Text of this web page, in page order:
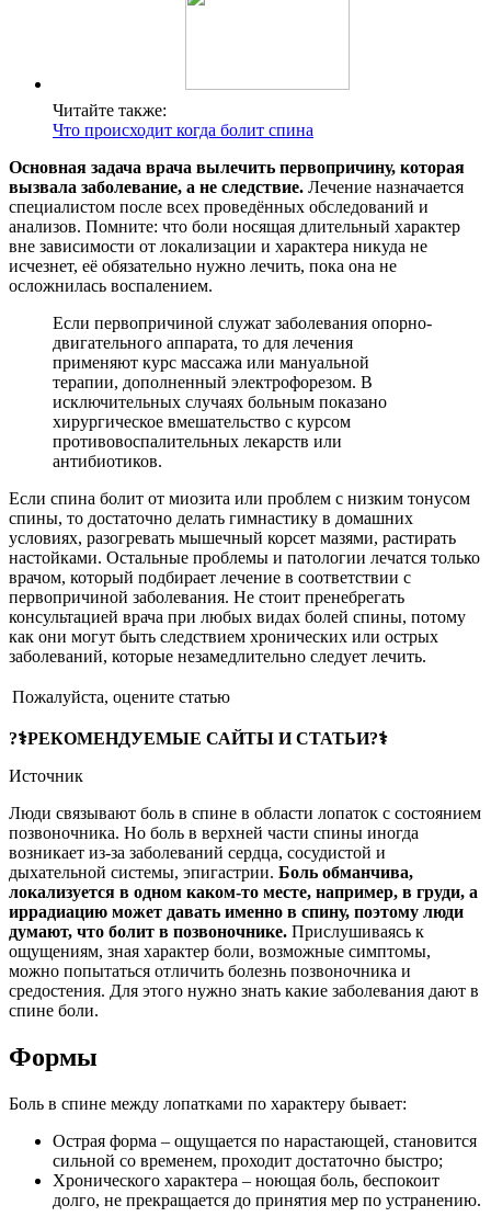
Читайте также:
Что происходит когда болит спина
Основная задача врача вылечить первопричину, которая
вызвала заболевание, а не следствие. Лечение назначается
специалистом после всех проведённых обследований и
анализов. Помните: что боли носящая длительный характер
вне зависимости от локализации и характера никуда не
исчезнет, её обязательно нужно лечить, пока она не
осложнилась воспалением.
Если первопричиной служат заболевания опорно-
двигательного аппарата, то для лечения
применяют курс массажа или мануальной
терапии, дополненный электрофорезом. В
исключительных случаях больным показано
хирургическое вмешательство с курсом
противовоспалительных лекарств или
антибиотиков.
Если спина болит от миозита или проблем с низким тонусом
спины, то достаточно делать гимнастику в домашних
условиях, разогревать мышечный корсет мазями, растирать
настойками. Остальные проблемы и патологии лечатся только
врачом, который подбирает лечение в соответствии с
первопричиной заболевания. Не стоит пренебрегать
консультацией врача при любых видах болей спины, потому
как они могут быть следствием хронических или острых
заболеваний, которые незамедлительно следует лечить.
Пожалуйста, оцените статью
?‍⚕️РЕКОМЕНДУЕМЫЕ САЙТЫ И СТАТЬИ?‍⚕️
Источник
Люди связывают боль в спине в области лопаток с состоянием
позвоночника. Но боль в верхней части спины иногда
возникает из-за заболеваний сердца, сосудистой и
дыхательной системы, эпигастрии. Боль обманчива,
локализуется в одном каком-то месте, например, в груди, а
иррадиацию может давать именно в спину, поэтому люди
думают, что болит в позвоночнике. Прислушиваясь к
ощущениям, зная характер боли, возможные симптомы,
можно попытаться отличить болезнь позвоночника и
средостения. Для этого нужно знать какие заболевания дают в
спине боли.
Формы
Боль в спине между лопатками по характеру бывает:
Острая форма – ощущается по нарастающей, становится
сильной со временем, проходит достаточно быстро;
Хронического характера – ноющая боль, беспокоит
долго, не прекращается до принятия мер по устранению.